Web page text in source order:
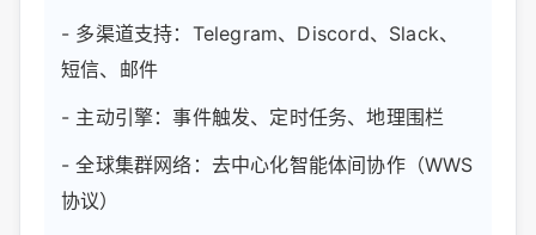
- 多渠道支持：Telegram、Discord、Slack、
短信、邮件
- 主动引擎：事件触发、定时任务、地理围栏
- 全球集群网络：去中心化智能体间协作（WWS
协议）